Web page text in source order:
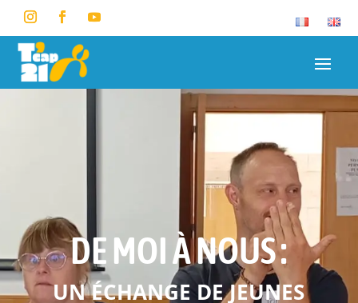
DE MOI À NOUS :
UN ÉCHANGE DE JEUNES